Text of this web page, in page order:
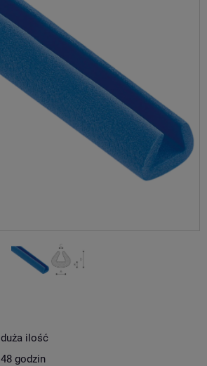
duża ilość
48 godzin